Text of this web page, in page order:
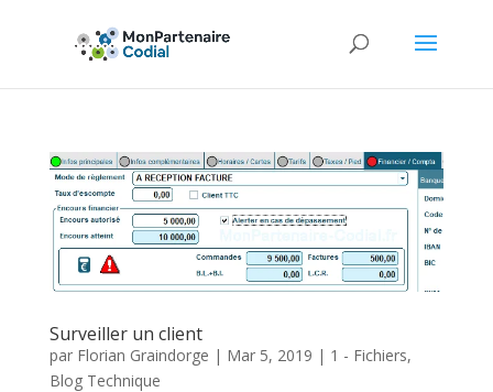
Surveiller un client
par Florian Graindorge | Mar 5, 2019 | 1 - Fichiers,
Blog Technique